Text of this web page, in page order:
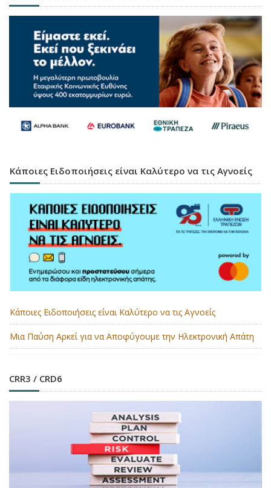
Κάποιες Ειδοποιήσεις είναι Καλύτερο να τις Αγνοείς
Κάποιες Ειδοποιήσεις είναι Καλύτερο να τις Αγνοείς
Μια Παύση Αρκεί για να Αποφύγουμε την Ηλεκτρονική Απάτη
CRR3 / CRD6